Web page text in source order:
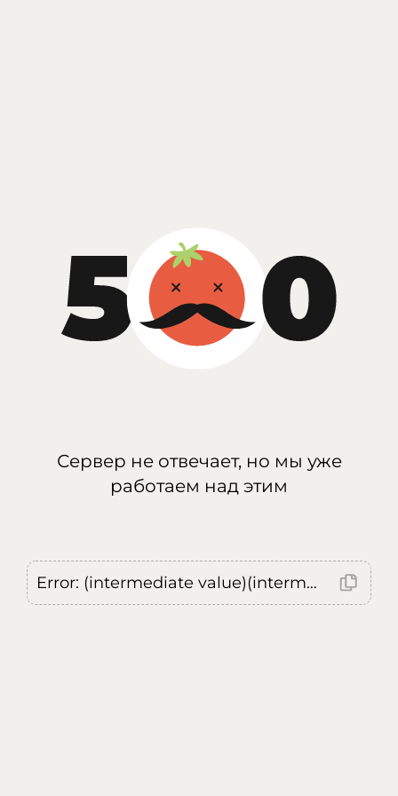
Сервер не отвечает, но мы уже
работаем над этим
Error: (intermediate value)(intermediate value)(intermediate value).replaceAll is not a function